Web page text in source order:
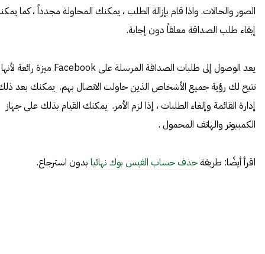
الصور والحالات. واذا قام بإزالة الطلب ، يمكنك المحاولة مجدداً ، كما
إبقاء طلب الصداقة معلقاً دون إجابة.
يعد الوصول إلى طلبات الصداقة المرسلة على Facebook ميزة رائعة لأنها
تتيح لك رؤية جميع الأشخاص الذين حاولت الاتصال بهم. يمكنك بعد
إدارة القائمة وإلغاء الطلبات ، إذا لزم الأمر. يمكنك القيام بذلك على جهاز
الكمبيوتر والهاتف المحمول .
اقرأ أيضًا: طريقة حذف حساب الفيس بوك نهائيا بدون استرجاع.